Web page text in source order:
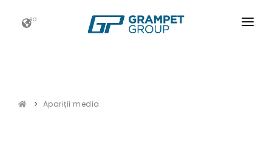
RO
NOUTATIApariții media